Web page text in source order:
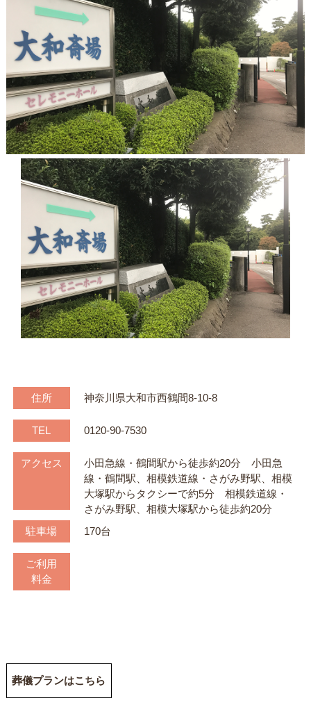
住所 神奈川県大和市西鶴間8-10-8
TEL 0120-90-7530
アクセス
小田急線・鶴間駅から徒歩約20分 小田急
線・鶴間駅、相模鉄道線・さがみ野駅、相模
大塚駅からタクシーで約5分 相模鉄道線・
さがみ野駅、相模大塚駅から徒歩約20分
駐車場
170台
ご利用
料金
葬儀プランはこちら